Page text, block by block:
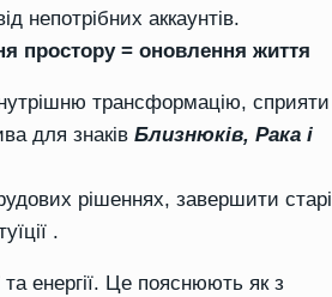
непотрібних аккаунтів.
простору = оновлення життя
трансформацію, сприяти
для знаків Близнюків, Рака і
рішеннях, завершити старі
.
енергії. Це пояснюють як з